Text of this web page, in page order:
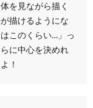
を見ながら描く
描けるようにな
このくらい…」っ
に中心を決めれ
！